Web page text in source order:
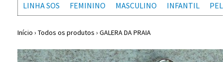
LINHA SOS FEMININO MASCULINO INFANTIL
Início › Todos os produtos › GALERA DA PRAIA